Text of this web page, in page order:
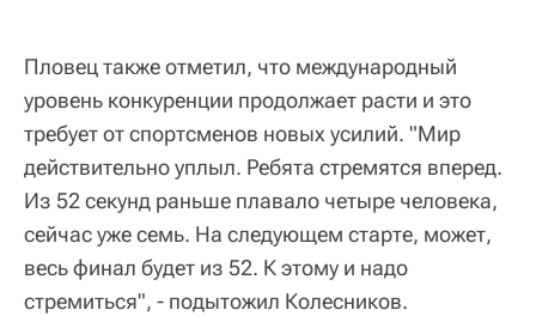
Пловец также отметил, что международный
уровень конкуренции продолжает расти и это
требует от спортсменов новых усилий. "Мир
действительно уплыл. Ребята стремятся вперед.
Из 52 секунд раньше плавало четыре человека,
сейчас уже семь. На следующем старте, может,
весь финал будет из 52. К этому и надо
стремиться", - подытожил Колесников.